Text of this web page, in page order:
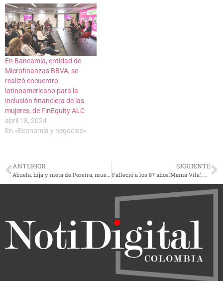
En Bancamía, entidad de
Microfinanzas BBVA, se
realizó encuentro
latinoamericano para la
inclusión financiera de las
mujeres, de FinEquity ALC
abril 18, 2024
En «Economía y negocios»
ANTERIOR
Abuela, hija y nieta de Pereira, mueren en accidente de tránsito, viajaban a Cali
SIGUIENTE
Falleció a los 87 años,’Mamá Vila’, mamá de Diomedes Díaz